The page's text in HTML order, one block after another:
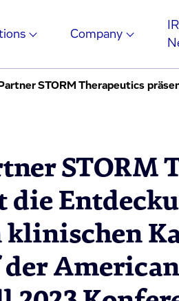
Company
STORM
die
klinischen
der